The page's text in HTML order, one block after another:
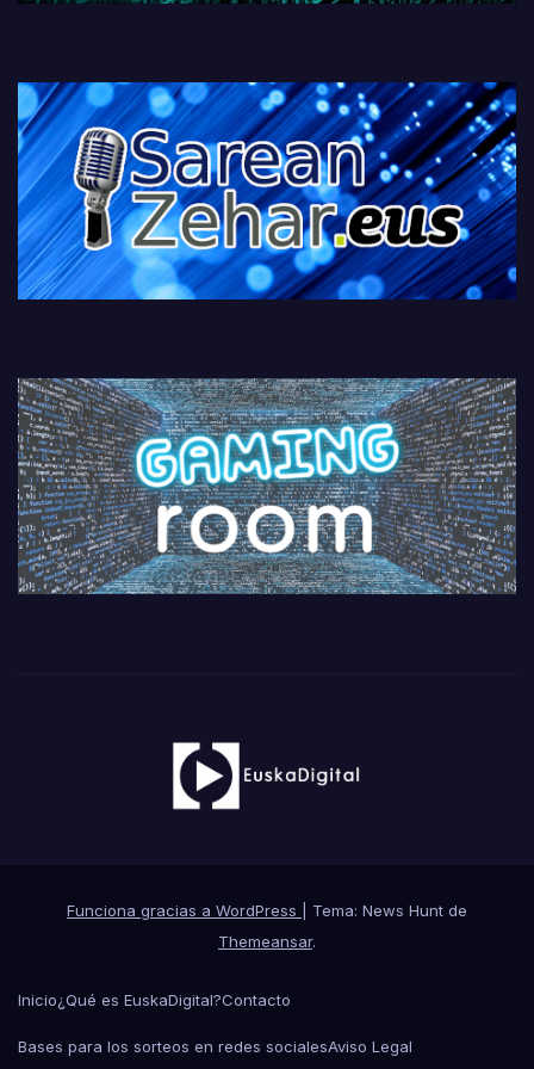
Funciona gracias a WordPress
Tema: News Hunt de
Themeansar.
Inicio¿Qué es EuskaDigital?Contacto
Bases para los sorteos en redes socialesAviso Legal